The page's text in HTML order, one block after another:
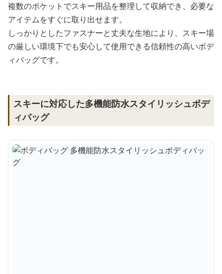
複数のポケットでスキー用品を整理して収納でき、必要な
アイテムをすぐに取り出せます。
しっかりとしたファスナーと丈夫な生地により、スキー場
の厳しい環境下でも安心して使用できる信頼性の高いボデ
ィバッグです。
スキーに対応した多機能防水スタイリッシュボデ
ィバッグ